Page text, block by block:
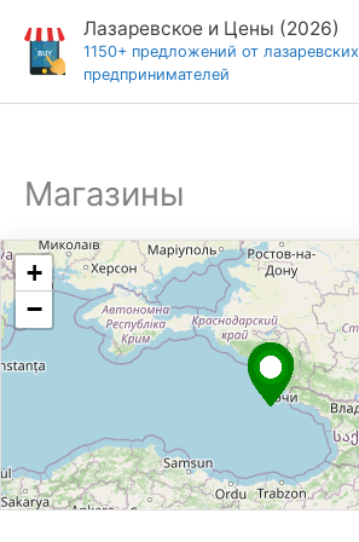
содержимому
Лазаревское и Цены (2026)
1150+ предложений от лазаревских
предпринимателей
Магазины
+
−